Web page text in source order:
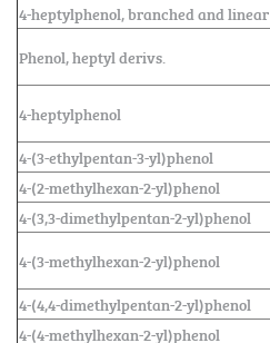
4-heptylphenol, branched and linear
Phenol, heptyl derivs.
4-heptylphenol
4-(3-ethylpentan-3-yl)phenol
4-(2-methylhexan-2-yl)phenol
4-(3,3-dimethylpentan-2-yl)phenol
4-(3-methylhexan-2-yl)phenol
4-(4,4-dimethylpentan-2-yl)phenol
4-(4-methylhexan-2-yl)phenol